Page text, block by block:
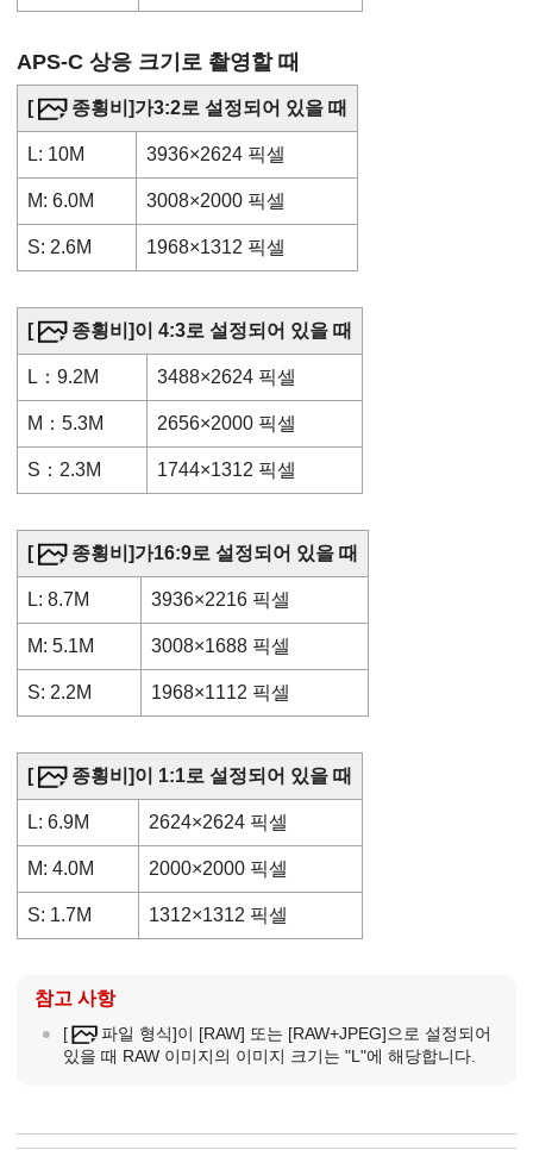
APS-C 상응 크기로 촬영할 때
[ 종횡비]가3:2로 설정되어 있을 때
L: 10M 3936×2624 픽셀
M: 6.0M 3008×2000 픽셀
S: 2.6M 1968×1312 픽셀
[ 종횡비]이 4:3로 설정되어 있을 때
L：9.2M 3488×2624 픽셀
M：5.3M 2656×2000 픽셀
S：2.3M 1744×1312 픽셀
[ 종횡비]가16:9로 설정되어 있을 때
L: 8.7M 3936×2216 픽셀
M: 5.1M 3008×1688 픽셀
S: 2.2M 1968×1112 픽셀
[ 종횡비]이 1:1로 설정되어 있을 때
L: 6.9M 2624×2624 픽셀
M: 4.0M 2000×2000 픽셀
S: 1.7M 1312×1312 픽셀
참고 사항
[ 파일 형식]이 [RAW] 또는 [RAW+JPEG]으로 설정되어
있을 때 RAW 이미지의 이미지 크기는 "L"에 해당합니다.